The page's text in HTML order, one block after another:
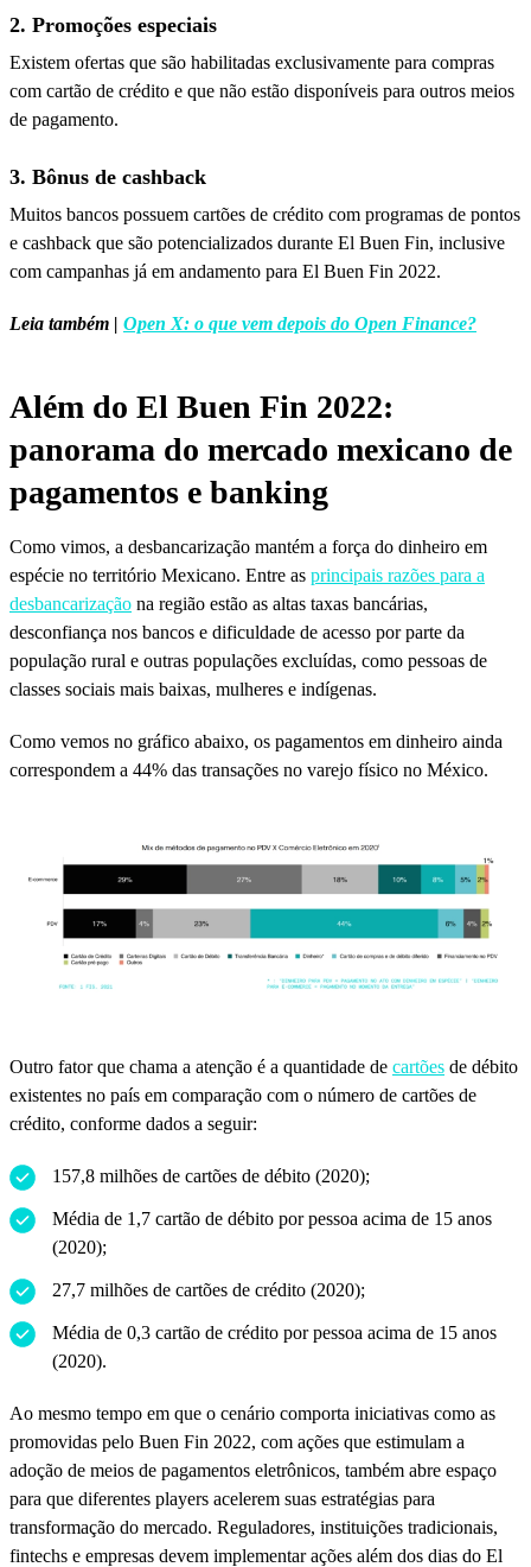
2. Promoções especiais
Existem ofertas que são habilitadas exclusivamente para compras
com cartão de crédito e que não estão disponíveis para outros meios
de pagamento.
3. Bônus de cashback
Muitos bancos possuem cartões de crédito com programas de pontos
e cashback que são potencializados durante El Buen Fin, inclusive
com campanhas já em andamento para El Buen Fin 2022.
Leia também | Open X: o que vem depois do Open Finance?
Além do El Buen Fin 2022:
panorama do mercado mexicano de
pagamentos e banking
Como vimos, a desbancarização mantém a força do dinheiro em
espécie no território Mexicano. Entre as principais razões para a
desbancarização na região estão as altas taxas bancárias,
desconfiança nos bancos e dificuldade de acesso por parte da
população rural e outras populações excluídas, como pessoas de
classes sociais mais baixas, mulheres e indígenas.
Como vemos no gráfico abaixo, os pagamentos em dinheiro ainda
correspondem a 44% das transações no varejo físico no México.
Outro fator que chama a atenção é a quantidade de cartões de débito
existentes no país em comparação com o número de cartões de
crédito, conforme dados a seguir:
157,8 milhões de cartões de débito (2020);
Média de 1,7 cartão de débito por pessoa acima de 15 anos
(2020);
27,7 milhões de cartões de crédito (2020);
Média de 0,3 cartão de crédito por pessoa acima de 15 anos
(2020).
Ao mesmo tempo em que o cenário comporta iniciativas como as
promovidas pelo Buen Fin 2022, com ações que estimulam a
adoção de meios de pagamentos eletrônicos, também abre espaço
para que diferentes players acelerem suas estratégias para
transformação do mercado. Reguladores, instituições tradicionais,
fintechs e empresas devem implementar ações além dos dias do El